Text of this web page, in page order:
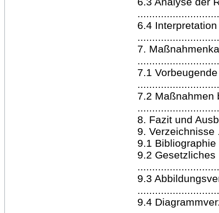
6.4
7.
7.1
7.2 Maßnahmen
8. Fazit und
9. Verzeichnisse
9.1
9.2 Gesetzliches
9.3
9.4